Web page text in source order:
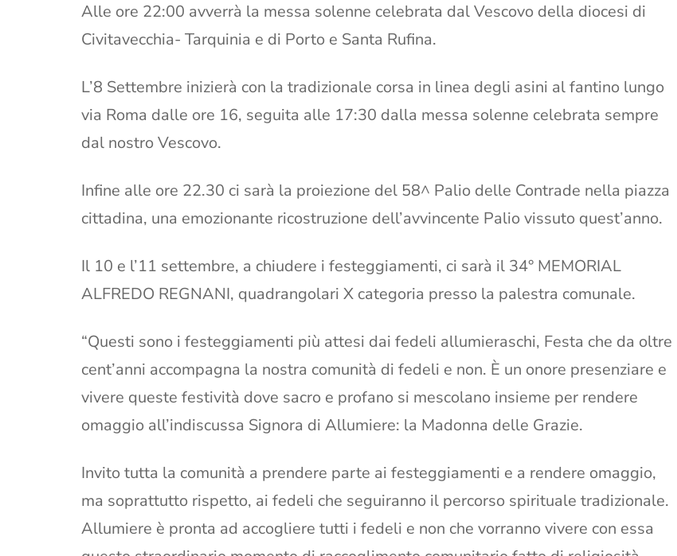
Alle ore 22:00 avverrà la messa solenne celebrata dal Vescovo della diocesi di
Civitavecchia- Tarquinia e di Porto e Santa Rufina.
L’8 Settembre inizierà con la tradizionale corsa in linea degli asini al fantino lungo
via Roma dalle ore 16, seguita alle 17:30 dalla messa solenne celebrata sempre
dal nostro Vescovo.
Infine alle ore 22.30 ci sarà la proiezione del 58^ Palio delle Contrade nella piazza
cittadina, una emozionante ricostruzione dell’avvincente Palio vissuto quest’anno.
Il 10 e l’11 settembre, a chiudere i festeggiamenti, ci sarà il 34° MEMORIAL
ALFREDO REGNANI, quadrangolari X categoria presso la palestra comunale.
“Questi sono i festeggiamenti più attesi dai fedeli allumieraschi, Festa che da oltre
cent’anni accompagna la nostra comunità di fedeli e non. È un onore presenziare e
vivere queste festività dove sacro e profano si mescolano insieme per rendere
omaggio all’indiscussa Signora di Allumiere: la Madonna delle Grazie.
Invito tutta la comunità a prendere parte ai festeggiamenti e a rendere omaggio,
ma soprattutto rispetto, ai fedeli che seguiranno il percorso spirituale tradizionale.
Allumiere è pronta ad accogliere tutti i fedeli e non che vorranno vivere con essa